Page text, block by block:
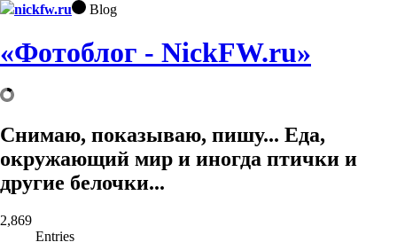
nickfw.ru Blog
«Фотоблог - NickFW.ru»
Снимаю, показываю, пишу... Еда,
окружающий мир и иногда птички и
другие белочки...
2,869
Entries